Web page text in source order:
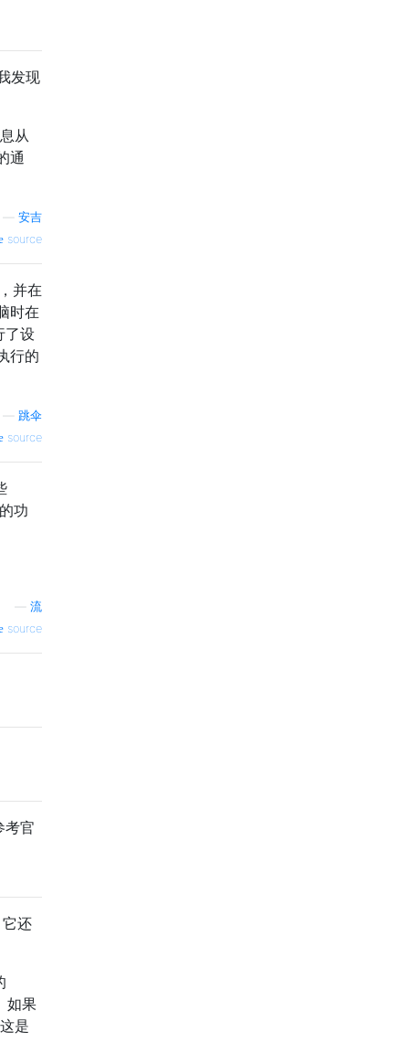
发现
从
通
安吉
source
并在
时在
了设
行的
跳伞
source
功
流
source
考官
还
如果
是